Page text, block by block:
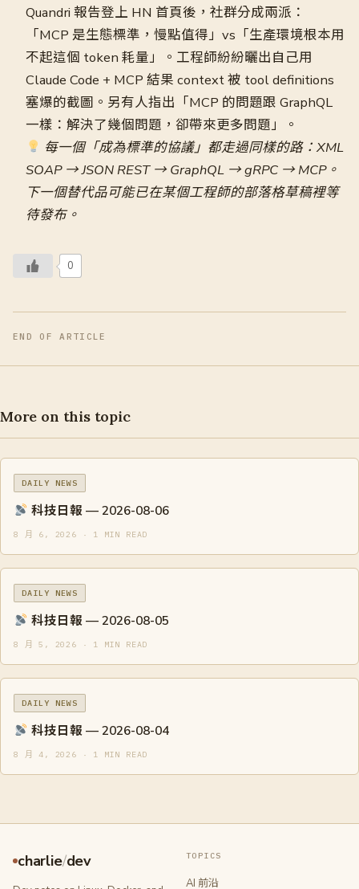
Quandri 報告登上 HN 首頁後，社群分成兩派：
「MCP 是生態標準，慢點值得」vs「生產環境根本用
不起這個 token 耗量」。工程師紛紛曬出自己用
Claude Code + MCP 結果 context 被 tool definitions
塞爆的截圖。另有人指出「MCP 的問題跟 GraphQL
一樣：解決了幾個問題，卻帶來更多問題」。
每一個「成為標準的協議」都走過同樣的路：XML
SOAP → JSON REST → GraphQL → gRPC → MCP。
下一個替代品可能已在某個工程師的部落格草稿裡等
待發布。
0
END OF ARTICLE
More on this topic
DAILY NEWS
科技日報 — 2026-08-06
8 月 6, 2026 · 1 MIN READ
DAILY NEWS
科技日報 — 2026-08-05
8 月 5, 2026 · 1 MIN READ
DAILY NEWS
科技日報 — 2026-08-04
8 月 4, 2026 · 1 MIN READ
charlie/dev TOPICS
AI 前沿